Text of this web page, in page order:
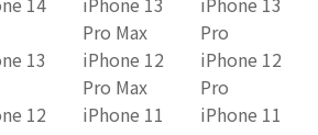
Pro Max
Pro
13
iPhone 12
Pro Max
iPhone 12
Pro
12
iPhone 11
iPhone 11